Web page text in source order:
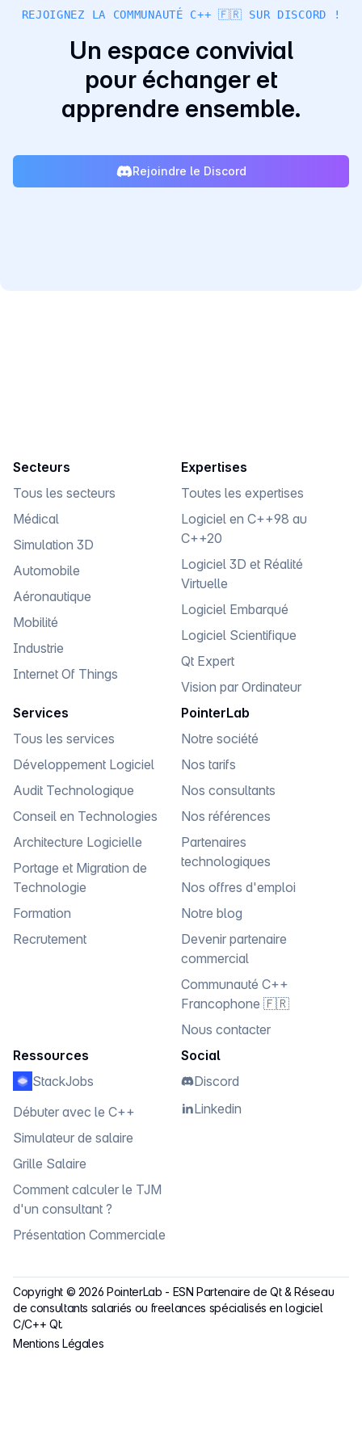
REJOIGNEZ LA COMMUNAUTÉ C++ 🇫🇷 SUR DISCORD !
Un espace convivial
pour échanger et
apprendre ensemble.
Rejoindre le Discord
Secteurs
Tous les secteurs
Médical
Simulation 3D
Automobile
Aéronautique
Mobilité
Industrie
Internet Of Things
Expertises
Toutes les expertises
Logiciel en C++98 au
C++20
Logiciel 3D et Réalité
Virtuelle
Logiciel Embarqué
Logiciel Scientifique
Qt Expert
Vision par Ordinateur
Services
Tous les services
Développement Logiciel
Audit Technologique
Conseil en Technologies
Architecture Logicielle
Portage et Migration de
Technologie
Formation
Recrutement
PointerLab
Notre société
Nos tarifs
Nos consultants
Nos références
Partenaires
technologiques
Nos offres d'emploi
Notre blog
Devenir partenaire
commercial
Communauté C++
Francophone 🇫🇷
Nous contacter
Ressources
StackJobs
Débuter avec le C++
Simulateur de salaire
Grille Salaire
Comment calculer le TJM
d'un consultant ?
Présentation Commerciale
Social
Discord
Linkedin
Copyright © 2026 PointerLab - ESN Partenaire de Qt & Réseau
de consultants salariés ou freelances spécialisés en logiciel
C/C++ Qt.
Mentions Légales